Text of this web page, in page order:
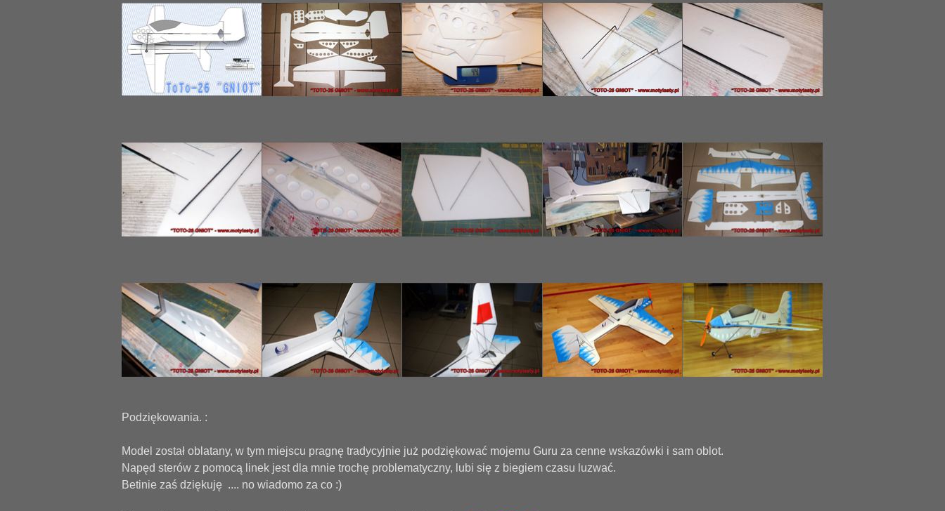
Podziękowania. :
Model został oblatany, w tym miejscu pragnę tradycyjnie już podziękować mojemu Guru za cenne wskazówki i sam oblot.
Napęd sterów z pomocą linek jest dla mnie trochę problematyczny, lubi się z biegiem czasu luzwać.
Betinie zaś dziękuję .... no wiadomo za co :)